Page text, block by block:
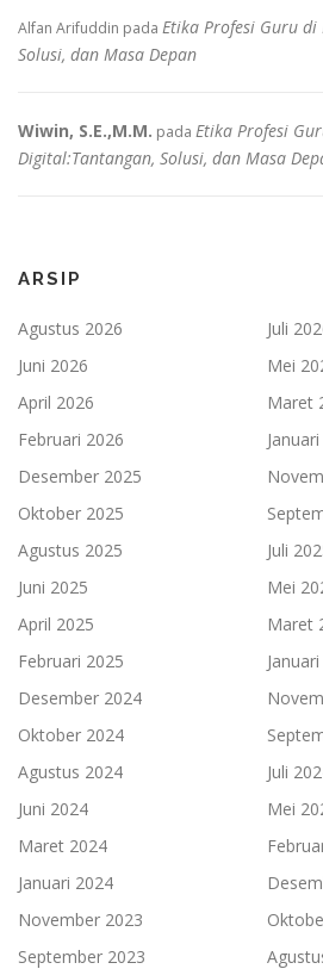
Alfan Arifuddin pada Etika Profesi Guru
Solusi, dan Masa Depan
Wiwin, S.E.,M.M. pada Etika Profesi
Digital:Tantangan, Solusi, dan Masa
ARSIP
Agustus 2026
Juli
Juni 2026
Mei
April 2026
Maret
Februari 2026
Desember 2025
Oktober 2025
Agustus 2025
Juli
Juni 2025
Mei
April 2025
Maret
Februari 2025
Desember 2024
Oktober 2024
Agustus 2024
Juli
Juni 2024
Mei
Maret 2024
Januari 2024
November 2023
September 2023